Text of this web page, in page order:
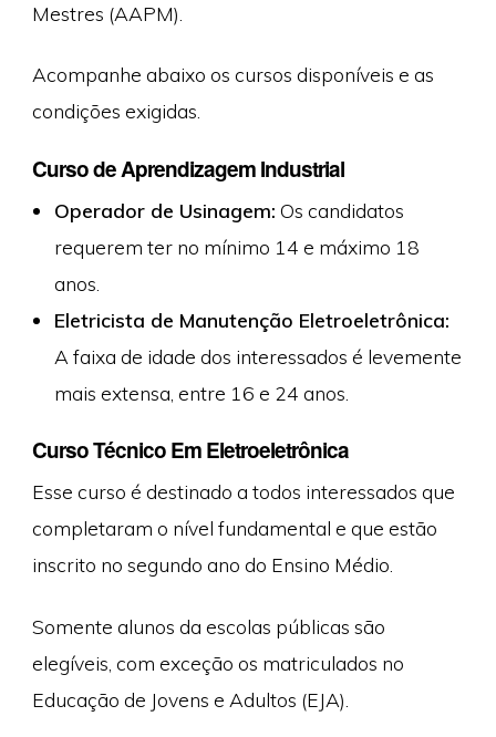
Mestres (AAPM).
Acompanhe abaixo os cursos disponíveis e as
condições exigidas.
Curso de Aprendizagem Industrial
Operador de Usinagem: Os candidatos
requerem ter no mínimo 14 e máximo 18
anos.
Eletricista de Manutenção Eletroeletrônica:
A faixa de idade dos interessados é levemente
mais extensa, entre 16 e 24 anos.
Curso Técnico Em Eletroeletrônica
Esse curso é destinado a todos interessados que
completaram o nível fundamental e que estão
inscrito no segundo ano do Ensino Médio.
Somente alunos da escolas públicas são
elegíveis, com exceção os matriculados no
Educação de Jovens e Adultos (EJA).